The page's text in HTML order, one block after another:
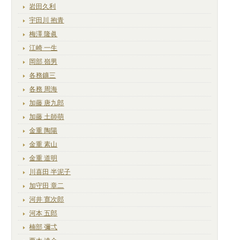
岩田久利
宇田川 抱青
梅澤 隆眞
江崎 一生
岡部 嶺男
各務鑛三
各務 周海
加藤 唐九郎
加藤 土師萌
金重 陶陽
金重 素山
金重 道明
川喜田 半泥子
加守田 章二
河井 寛次郎
河本 五郎
楠部 彌弌